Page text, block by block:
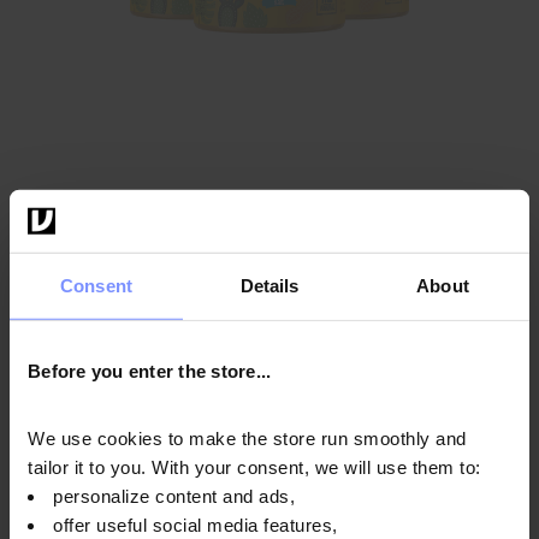
Consent Details About
Before you enter the store...
We use cookies to make the store run smoothly and
tailor it to you. With your consent, we will use them to:
personalize content and ads,
offer useful social media features,
702 ГРН
Додати в кошик